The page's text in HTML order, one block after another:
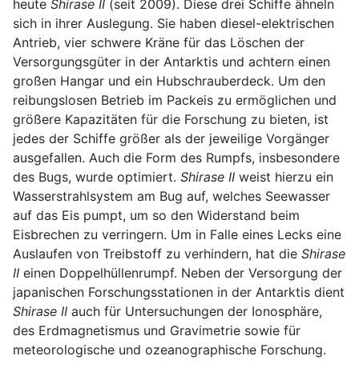
heute Shirase II (seit 2009). Diese drei Schiffe ähneln
sich in ihrer Auslegung. Sie haben diesel-elektrischen
Antrieb, vier schwere Kräne für das Löschen der
Versorgungsgüter in der Antarktis und achtern einen
großen Hangar und ein Hubschrauberdeck. Um den
reibungslosen Betrieb im Packeis zu ermöglichen und
größere Kapazitäten für die Forschung zu bieten, ist
jedes der Schiffe größer als der jeweilige Vorgänger
ausgefallen. Auch die Form des Rumpfs, insbesondere
des Bugs, wurde optimiert. Shirase II weist hierzu ein
Wasserstrahlsystem am Bug auf, welches Seewasser
auf das Eis pumpt, um so den Widerstand beim
Eisbrechen zu verringern. Um in Falle eines Lecks eine
Auslaufen von Treibstoff zu verhindern, hat die Shirase
II einen Doppelhüllenrumpf. Neben der Versorgung der
japanischen Forschungsstationen in der Antarktis dient
Shirase II auch für Untersuchungen der Ionosphäre,
des Erdmagnetismus und Gravimetrie sowie für
meteorologische und ozeanographische Forschung.